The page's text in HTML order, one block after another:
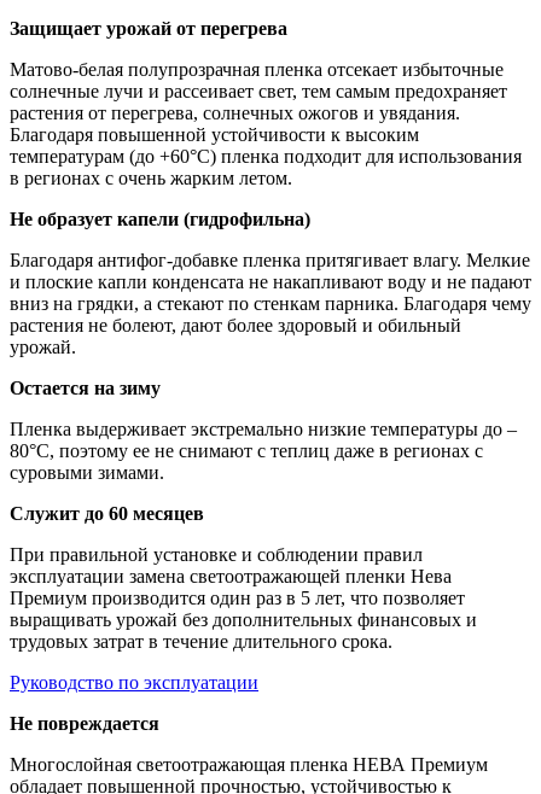
Защищает урожай от перегрева
Матово-белая полупрозрачная пленка отсекает избыточные
солнечные лучи и рассеивает свет, тем самым предохраняет
растения от перегрева, солнечных ожогов и увядания.
Благодаря повышенной устойчивости к высоким
температурам (до +60°С) пленка подходит для использования
в регионах с очень жарким летом.
Не образует капели (гидрофильна)
Благодаря антифог-добавке пленка притягивает влагу. Мелкие
и плоские капли конденсата не накапливают воду и не падают
вниз на грядки, а стекают по стенкам парника. Благодаря чему
растения не болеют, дают более здоровый и обильный
урожай.
Остается на зиму
Пленка выдерживает экстремально низкие температуры до –
80°С, поэтому ее не снимают с теплиц даже в регионах с
суровыми зимами.
Служит до 60 месяцев
При правильной установке и соблюдении правил
эксплуатации замена светоотражающей пленки Нева
Премиум производится один раз в 5 лет, что позволяет
выращивать урожай без дополнительных финансовых и
трудовых затрат в течение длительного срока.
Руководство по эксплуатации
Не повреждается
Многослойная светоотражающая пленка НЕВА Премиум
обладает повышенной прочностью, устойчивостью к